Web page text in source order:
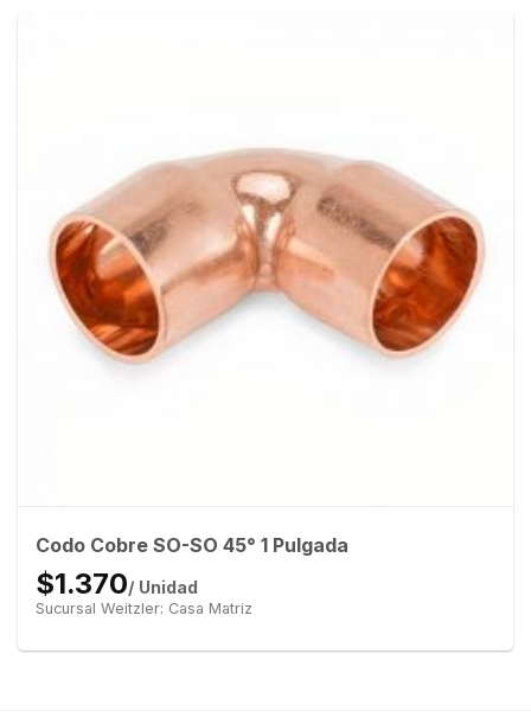
Codo Cobre SO-SO 45° 1 Pulgada
$1.370/ Unidad
Sucursal Weitzler: Casa Matriz